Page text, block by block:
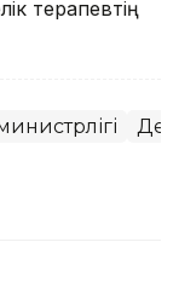
терапевтің